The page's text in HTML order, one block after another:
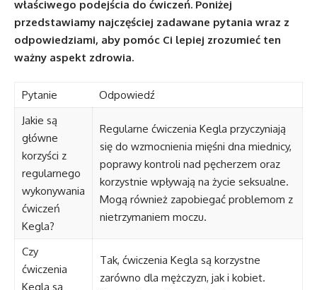
właściwego podejścia do ćwiczeń. Poniżej
przedstawiamy najczęściej zadawane pytania wraz z
odpowiedziami, aby pomóc Ci lepiej zrozumieć ten
ważny aspekt zdrowia.
Pytanie
Odpowiedź
Jakie są
główne
korzyści z
regularnego
wykonywania
ćwiczeń
Kegla?
Regularne ćwiczenia Kegla przyczyniają
się do wzmocnienia mięśni dna miednicy,
poprawy kontroli nad pęcherzem oraz
korzystnie wpływają na życie seksualne.
Mogą również zapobiegać problemom z
nietrzymaniem moczu.
Czy
ćwiczenia
Kegla są
Tak, ćwiczenia Kegla są korzystne
zarówno dla mężczyzn, jak i kobiet.